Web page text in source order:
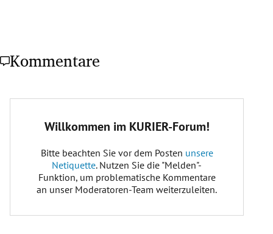
Kommentare